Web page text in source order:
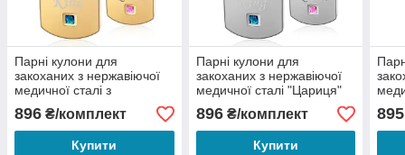
Парні кулони для
закоханих з нержавіючої
медичної сталі з
позолотою "Цариця"
896 ₴/комплект
Купити
Парні кулони для
закоханих з нержавіючої
медичної сталі "Цариця"
896₴/комплект
Купити
895